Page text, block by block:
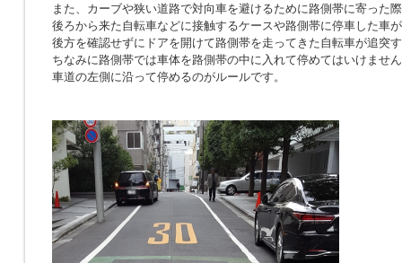
また、カーブや狭い道路で対向車を避けるために路側帯に寄った
後ろから来た自転車などに接触するケースや路側帯に停車した車
後方を確認せずにドアを開けて路側帯を走ってきた自転車が追突
ちなみに路側帯では車体を路側帯の中に入れて停めてはいけませ
車道の左側に沿って停めるのがルールです。